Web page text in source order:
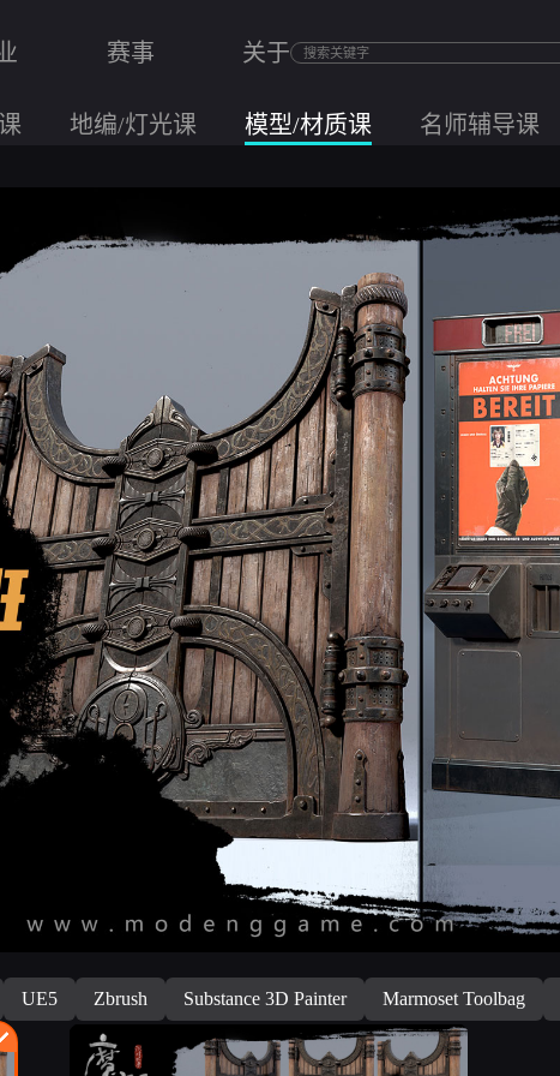
赛事 关于
地编/灯光课 模型/材质课 名师辅导课
UE5 Zbrush Substance 3D Painter Marmoset Toolbag